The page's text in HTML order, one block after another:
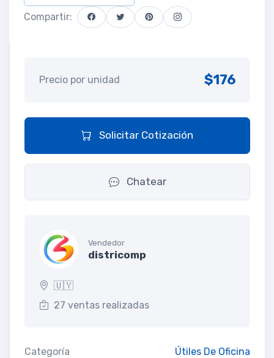
Compartir:
Precio por unidad $176
Solicitar Cotización
Chatear
Vendedor
districomp
🇺🇾
27 ventas realizadas
Categoría Útiles De Oficina